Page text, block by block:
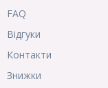
FAQ
Відгуки
Контакти
Знижки